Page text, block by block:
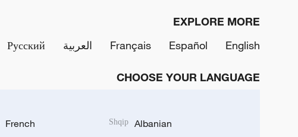
EXPLORE MORE
English
Español
Français العربية Русский
CHOOSE YOUR LANGUAGE
Albanian
Shqip
French